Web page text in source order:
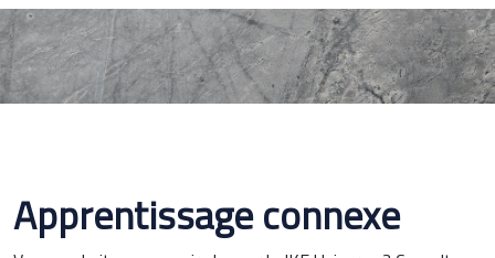
Apprentissage connexe